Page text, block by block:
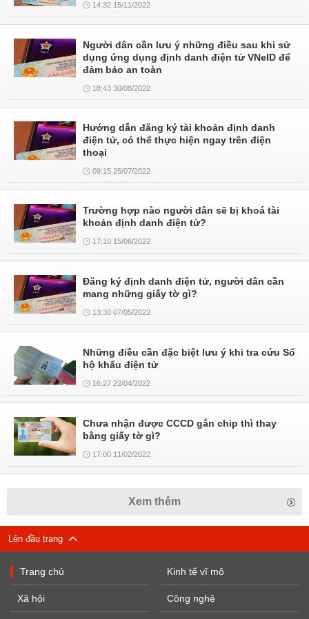
14:32 15/11/2022
Người dân cần lưu ý những điều sau khi sử
dụng ứng dụng định danh điện tử VNeID để
đảm bảo an toàn
18:43 30/08/2022
Hướng dẫn đăng ký tài khoản định danh
điện tử, có thể thực hiện ngay trên điện
thoại
09:15 25/07/2022
Trường hợp nào người dân sẽ bị khoá tài
khoản định danh điện tử?
17:10 15/06/2022
Đăng ký định danh điện tử, người dân cần
mang những giấy tờ gì?
13:30 07/05/2022
Những điều cần đặc biệt lưu ý khi tra cứu Sổ
hộ khẩu điện tử
16:27 22/04/2022
Chưa nhận được CCCD gắn chip thì thay
bằng giấy tờ gì?
17:00 11/02/2022
Xem thêm
Lên đầu trang
Trang chủ
Xã hội
Kinh tế vĩ mô
Công nghệ